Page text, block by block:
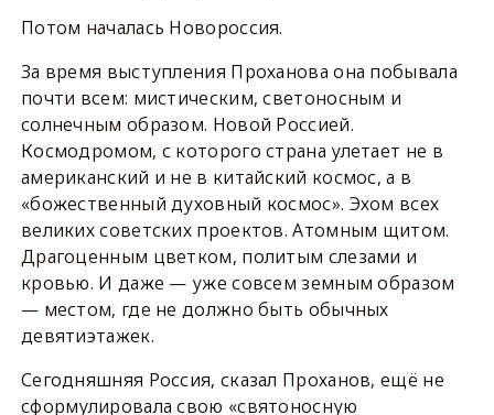
Потом началась Новороссия.
За время выступления Проханова она побывала
почти всем: мистическим, светоносным и
солнечным образом. Новой Россией.
Космодромом, с которого страна улетает не в
американский и не в китайский космос, а в
«божественный духовный космос». Эхом всех
великих советских проектов. Атомным щитом.
Драгоценным цветком, политым слезами и
кровью. И даже — уже совсем земным образом
— местом, где не должно быть обычных
девятиэтажек.
Сегодняшняя Россия, сказал Проханов, ещё не
сформулировала свою «святоносную